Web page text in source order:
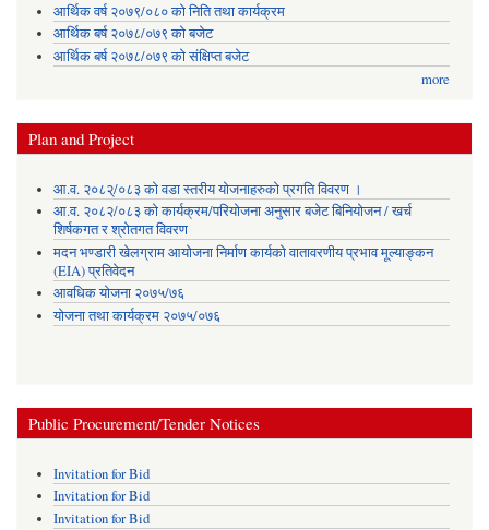
आर्थिक वर्ष २०७९/०८० को निति तथा कार्यक्रम
आर्थिक बर्ष २०७८/०७९ को बजेट
आर्थिक बर्ष २०७८/०७९ को संक्षिप्त बजेट
more
Plan and Project
आ.व. २०८२्/०८३ को वडा स्तरीय योजनाहरुको प्रगति विवरण ।
आ.व. २०८२/०८३ को कार्यक्रम/परियोजना अनुसार बजेट बिनियोजन / खर्च
शिर्षकगत र श्रोतगत विवरण
मदन भण्डारी खेलग्राम आयोजना निर्माण कार्यको वातावरणीय प्रभाव मूल्याङ्कन
(EIA) प्रतिवेदन
आवधिक योजना २०७५/७६
योजना तथा कार्यक्रम २०७५/०७६
Public Procurement/Tender Notices
Invitation for Bid
Invitation for Bid
Invitation for Bid